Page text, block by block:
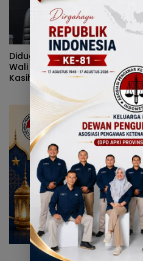
Diduga Kerap Dipersulit
Wali Kota Adhan Dambea,
Kasihan Warga Kota
Gorontalo Jarang Dapat
Bantuan Pemprov